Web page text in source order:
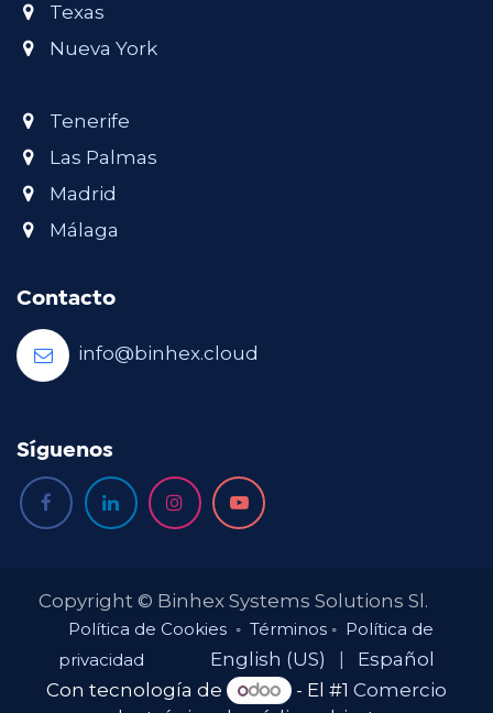
Texas
Nueva York
Tenerife
Las Palmas
Madrid
Málaga
Contacto
info@binhex.cloud
Síguenos
Copyright © Binhex Systems Solutions Sl.
Política de Cookies ◦ Términos ◦ Política de
privacidad
English (US) |
Español
Con tecnología de
- El #1 Comercio